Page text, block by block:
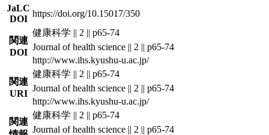
JaLC
DOI
https://doi.org/10.15017/350
関連
DOI
健康科学 || 2 || p65-74
Journal of health science || 2 || p65-74
http://www.ihs.kyushu-u.ac.jp/
関連
URI
健康科学 || 2 || p65-74
Journal of health science || 2 || p65-74
http://www.ihs.kyushu-u.ac.jp/
関連
健康科学 || 2 || p65-74
Journal of health science || 2 || p65-74